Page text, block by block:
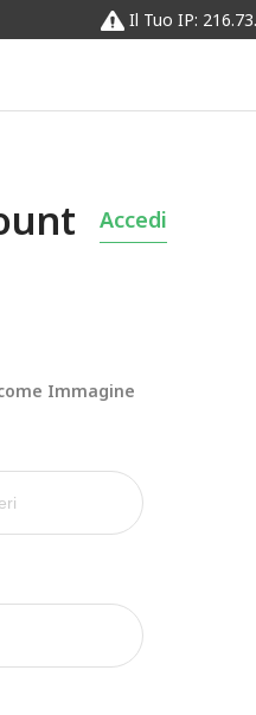
Il Tuo IP:
Accedi
Immagine